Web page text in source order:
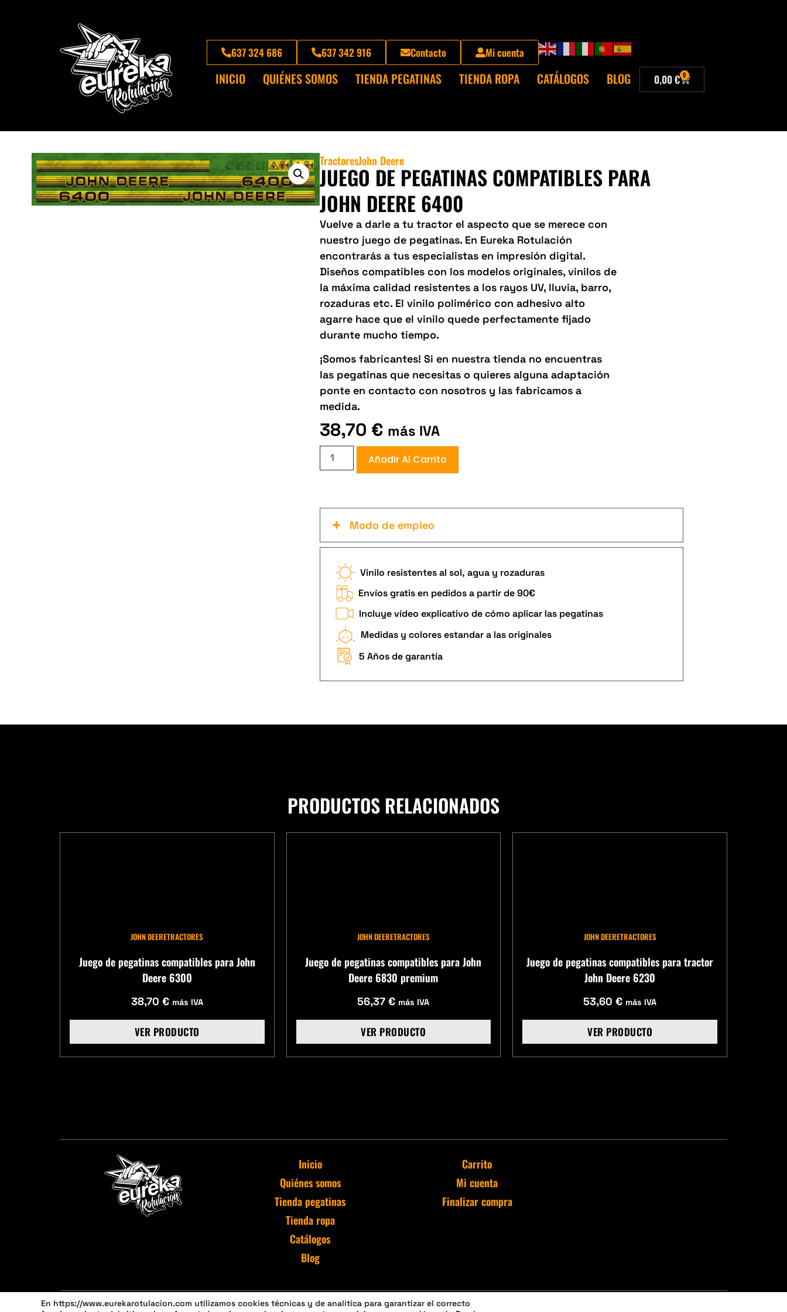
637 324 686 637 342 916 Contacto Mi cuenta
INICIO QUIÉNES SOMOS TIENDA PEGATINAS TIENDA ROPA CATÁLOGOS BLOG 0,00€ 0
TractoresJohn Deere
JUEGO DE PEGATINAS COMPATIBLES PARA
JOHN DEERE 6400
Vuelve a darle a tu tractor el aspecto que se merece con
nuestro juego de pegatinas. En Eureka Rotulación
encontrarás a tus especialistas en impresión digital.
Diseños compatibles con los modelos originales, vinilos de
la máxima calidad resistentes a los rayos UV, lluvia, barro,
rozaduras etc. El vinilo polimérico con adhesivo alto
agarre hace que el vinilo quede perfectamente fijado
durante mucho tiempo.
¡Somos fabricantes! Si en nuestra tienda no encuentras
las pegatinas que necesitas o quieres alguna adaptación
ponte en contacto con nosotros y las fabricamos a
medida.
38,70 € más IVA
Añadir Al Carrito
Modo de empleo
Vinilo resistentes al sol, agua y rozaduras
Envíos gratis en pedidos a partir de 90€
Incluye vídeo explicativo de cómo aplicar las pegatinas
Medidas y colores estandar a las originales
5 Años de garantía
PRODUCTOS RELACIONADOS
JOHN DEERETRACTORES
Juego de pegatinas compatibles para John
Deere 6300
38,70 € más IVA
VER PRODUCTO
JOHN DEERETRACTORES
Juego de pegatinas compatibles para John
Deere 6830 premium
56,37€ más IVA
VER PRODUCTO
JOHN DEERETRACTORES
Juego de pegatinas compatibles para tractor
John Deere 6230
53,60€ más IVA
VER PRODUCTO
Inicio
Quiénes somos
Tienda pegatinas
Tienda ropa
Catálogos
Blog
Carrito
Mi cuenta
Finalizar compra
En https://www.eurekarotulacion.com utilizamos cookies técnicas y de analítica para garantizar el correcto